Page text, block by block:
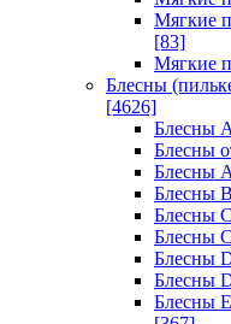
Мягкие
[83]
Мягкие
Блесны
[4626]
Блесны
Блесны
Блесны
Блесны
Блесны
Блесны
Блесны
Блесны
Блесны